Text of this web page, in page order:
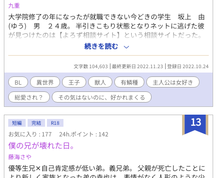
九重
大学院修了の年になったが就職できない今どきの学生 坂上 由
(ゆう) 男 ２４歳。 半引きこもり状態となりネットに逃げた彼
が見つけたのは【よろず相談サイト】という相談サイトだった。
そこで出会ったアディという小学生？ の相談に乗っている間
に、由はとんでもない状態に引きずり込まれていく。 これは、知
らない間に異世界の国家育成にかかわり、あげく異世界に召喚さ
れ、そこで様々な国家の問題に突っ込みたくない足を突っ込み、
思いもよらぬ『好意』を得てしまった男の奮闘記である。 注：主
人公は女の子が大好きです。それが苦手な方はバックしてくださ
い。 ＊ずいぶん前に、他サイトで公開していた作品の再掲載で
す。（当時のタイトル「よろず相談サイト」）
続きを読む
文字数 104,603 最終更新日 2022.11.23 登録日 2022.10.24
BL 異世界 王子 獣人 有鱗種
主人公は女好き
総愛され？
その気はないのに、好かれまくる
13
短編 完結 R18
お気に入り : 177 24h.ポイント : 142
僕の兄が壊れた日。
藤海さや
優等生兄✕自己肯定感が低い弟。義兄弟。 父親が死亡したことに